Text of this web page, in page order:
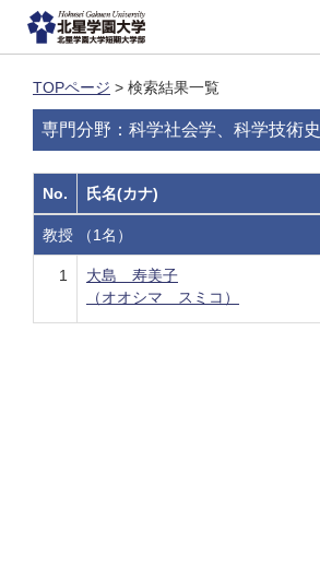
TOPページ > 検索結果一覧
専門分野：科学社会学、科学技術史
No. 氏名(カナ)
教授 （1名）
1
大島 寿美子
（オオシマ スミコ）